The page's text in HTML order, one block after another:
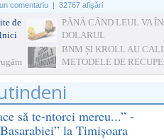
comentariu | 32767 afişări
de
PÂNĂ CÂND LEUL VA
DOLARUL
BNM ȘI KROLL AU
METODELE DE
- SUNT SOLUȚII PENTRU
TERMENELE DE PRESCRIPȚII
să te-ntorci mereu...” -
la Timișoara